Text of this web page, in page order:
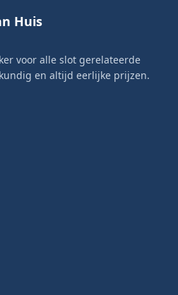
Huis
voor alle slot gerelateerde
en altijd eerlijke prijzen.